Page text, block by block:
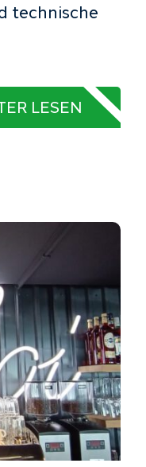
technische
LESEN